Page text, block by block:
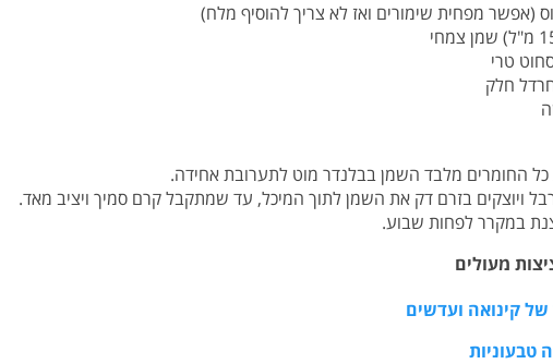
החומרים מלבד השמן בבלנדר מוט לתערובת אחידה.
ויוצקים בזרם דק את השמן לתוך המיכל, עד שמתקבל קרם סמיך ויציב מאד.
במקרר לפחות שבוע.
מעולים
של קינואה ועדשים
טבעוניות